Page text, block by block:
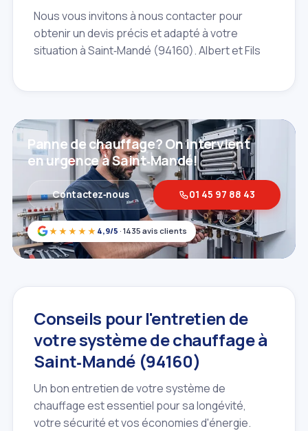
Nous vous invitons à nous contacter pour
obtenir un devis précis et adapté à votre
situation à Saint‑Mandé (94160). Albert et Fils
★★★★★ 4,9/5 · 1435 avis clients
Panne de chauffage? On intervient
en urgence à Saint‑Mandé!
Contactez‑nous 01 45 97 88 43
Conseils pour l'entretien de
votre système de chauffage à
Saint‑Mandé (94160)
Un bon entretien de votre système de
chauffage est essentiel pour sa longévité,
votre sécurité et vos économies d'énergie.